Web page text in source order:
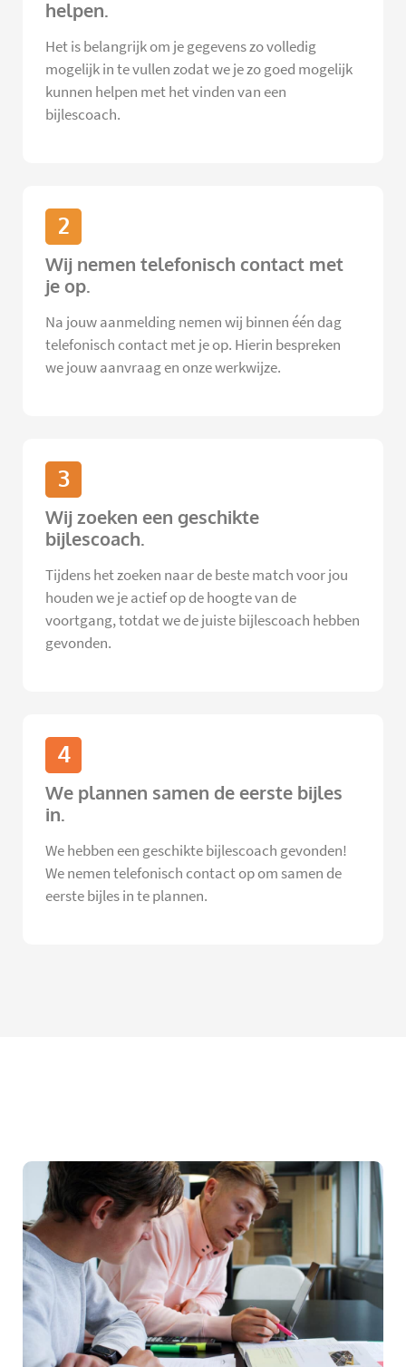
helpen.
Het is belangrijk om je gegevens zo volledig
mogelijk in te vullen zodat we je zo goed mogelijk
kunnen helpen met het vinden van een
bijlescoach.
2
Wij nemen telefonisch contact met
je op.
Na jouw aanmelding nemen wij binnen één dag
telefonisch contact met je op. Hierin bespreken
we jouw aanvraag en onze werkwijze.
3
Wij zoeken een geschikte
bijlescoach.
Tijdens het zoeken naar de beste match voor jou
houden we je actief op de hoogte van de
voortgang, totdat we de juiste bijlescoach hebben
gevonden.
4
We plannen samen de eerste bijles
in.
We hebben een geschikte bijlescoach gevonden!
We nemen telefonisch contact op om samen de
eerste bijles in te plannen.